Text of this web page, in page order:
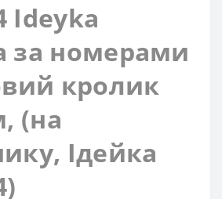
Ideyka
за номерами
кролик
(на
Ідейка